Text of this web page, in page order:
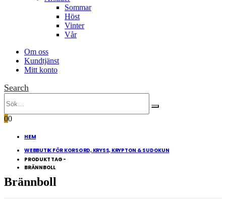
Sommar
Höst
Vinter
Vår
Om oss
Kundtjänst
Mitt konto
Search
00
HEM
WEBBUTIK FÖR KORSORD, KRYSS, KRYPTON & SUDOKUN
PRODUKT TAG -
BRÄNNBOLL
Brännboll